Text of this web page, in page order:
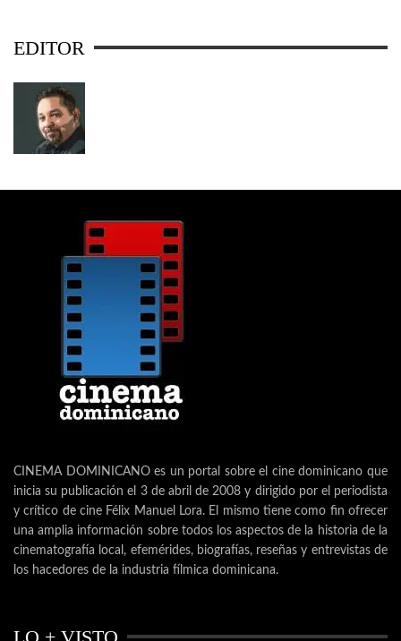
EDITOR
CINEMA DOMINICANO es un portal sobre el cine dominicano que
inicia su publicación el 3 de abril de 2008 y dirigido por el periodista
y crítico de cine Félix Manuel Lora. El mismo tiene como fin ofrecer
una amplia información sobre todos los aspectos de la historia de la
cinematografía local, efemérides, biografías, reseñas y entrevistas de
los hacedores de la industria fílmica dominicana.